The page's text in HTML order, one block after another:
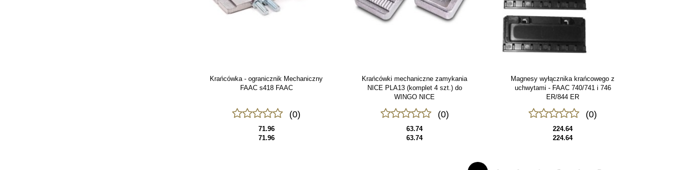
Krańcówka - ogranicznik Mechaniczny
FAAC s418 FAAC
(0)
71.96
71.96
Krańcówki mechaniczne zamykania
NICE PLA13 (komplet 4 szt.) do
WINGO NICE
(0)
63.74
63.74
Magnesy wyłącznika krańcowego z
uchwytami - FAAC 740/741 i 746
ER/844 ER
(0)
224.64
224.64